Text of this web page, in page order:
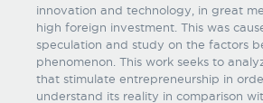
innovation and technology, in great
high foreign investment. This was
speculation and study on the factors
phenomenon. This work seeks to
that stimulate entrepreneurship in
understand its reality in comparison